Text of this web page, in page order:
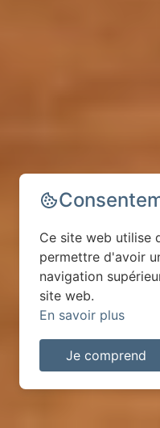
Ce site web utilise
permettre d'avoir
navigation
site web.
En savoir plus
Je comprend